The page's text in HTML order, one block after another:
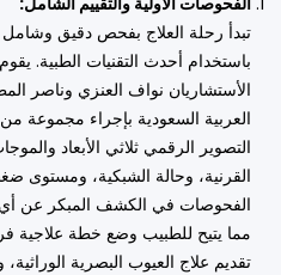
تبدأ رحلة العلاج بفحص دقيق وشامل
باستخدام أحدث التقنيات الطبية.
الأستشاريان نواف العنزي وناصر
العربية السعودية بإجراء مجموعة
التصوير الرقمي ثلاثي الأبعاد
القرنية، وحالة الشبكية، ومستوى
الفحوصات في الكشف المبكر عن أي
مما يتيح للطبيب وضع خطة علاجية
تقديم علاج العيوب البصرية الوراثية،